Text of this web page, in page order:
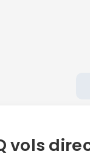
vols